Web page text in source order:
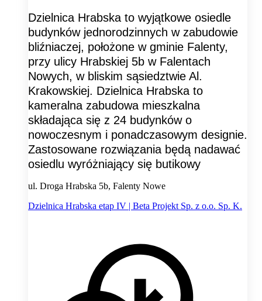
Dzielnica Hrabska to wyjątkowe osiedle
budynków jednorodzinnych w zabudowie
bliźniaczej, położone w gminie Falenty,
przy ulicy Hrabskiej 5b w Falentach
Nowych, w bliskim sąsiedztwie Al.
Krakowskiej. Dzielnica Hrabska to
kameralna zabudowa mieszkalna
składająca się z 24 budynków o
nowoczesnym i ponadczasowym designie.
Zastosowane rozwiązania będą nadawać
osiedlu wyróżniający się butikowy
ul. Droga Hrabska 5b, Falenty Nowe
Dzielnica Hrabska etap IV | Beta Projekt Sp. z o.o. Sp. K.